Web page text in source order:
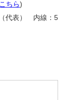
ちら)
代表） 内線：5